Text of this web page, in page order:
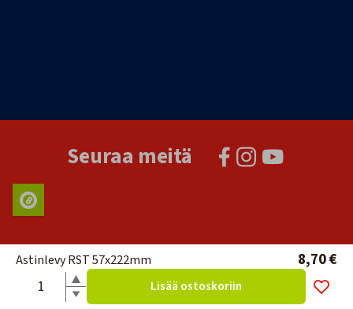
Astinlevy RST 57x222mm 8,70 €
Lisää ostoskoriin
Seuraa meitä